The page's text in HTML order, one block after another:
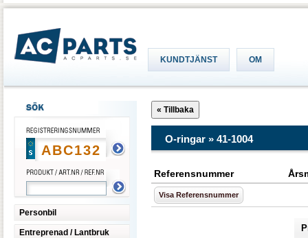
KUNDTJÄNST OM
Personbil
Entreprenad / Lantbruk
O-ringar » 41-1004
Referensnummer
Visa Referensnummer